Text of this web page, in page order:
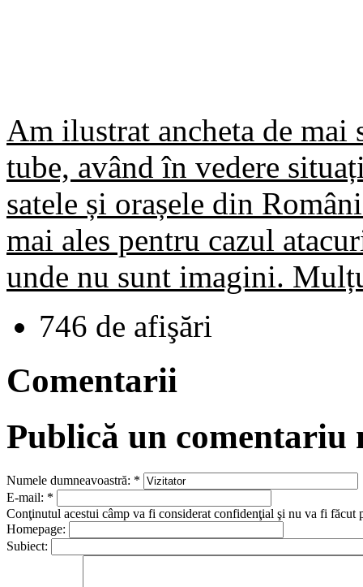
Am ilustrat ancheta de mai
tube, având în vedere
satele și orașele din
mai ales pentru cazul
unde nu sunt imagini.
746 de afişări
Comentarii
Publică un comentariu
Numele dumneavoastră: *
E-mail: *
Conţinutul acestui câmp va fi considerat confidenţial şi nu va fi făcut
Homepage:
Subiect: